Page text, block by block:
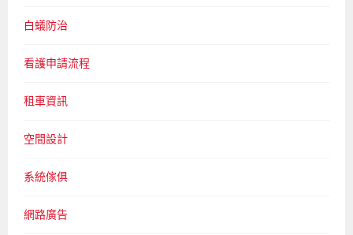
白蟻防治
看護申請流程
租車資訊
空間設計
系統傢俱
網路廣告